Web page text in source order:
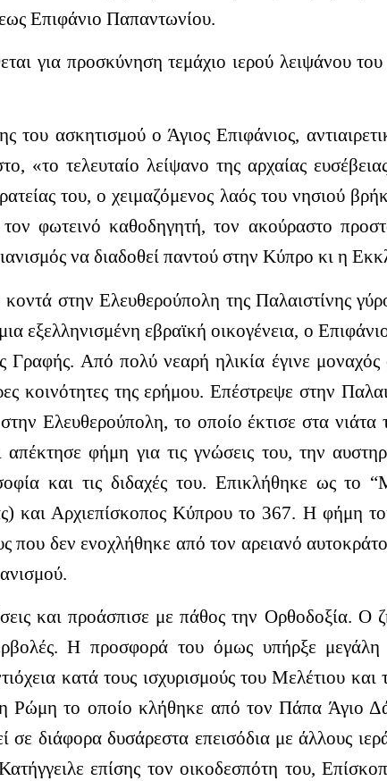
Επιφάνιο Παπαντωνίου.
για προσκύνηση τεμάχιο ιερού λειψάνου
του ασκητισμού ο Άγιος Επιφάνιος,
«το τελευταίο λείψανο της αρχαίας
του, ο χειμαζόμενος λαός του νησιού
φωτεινό καθοδηγητή, τον ακούραστο
να διαδοθεί παντού στην Κύπρο κι η
στην Ελευθερούπολη της Παλαιστίνης
εξελληνισμένη εβραϊκή οικογένεια, ο
Γραφής. Από πολύ νεαρή ηλικία έγινε
κοινότητες της ερήμου. Επέστρεψε στην
Ελευθερούπολη, το οποίο έκτισε στα
απέκτησε φήμη για τις γνώσεις του, την
και τις διδαχές του. Επικλήθηκε ως το
και Αρχιεπίσκοπος Κύπρου το 367. Η φήμη
που δεν ενοχλήθηκε από τον αρειανό
και προάσπισε με πάθος την Ορθοδοξία. Ο
Η προσφορά του όμως υπήρξε μεγάλη
κατά τους ισχυρισμούς του Μελέτιου
Ρώμη το οποίο κλήθηκε από τον Πάπα Άγιο
σε διάφορα δυσάρεστα επεισόδια με άλλους
επίσης τον οικοδεσπότη του,